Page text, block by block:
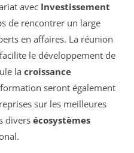
avec Investissement
de rencontrer un large
en affaires. La réunion
le développement de
la croissance
seront également
sur les meilleures
divers écosystèmes